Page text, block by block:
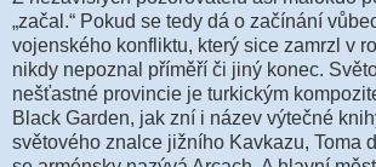
„začal.“ Pokud se tedy dá o začínání
vojenského konfliktu, který sice zamrzl v
nikdy nepoznal příměří či jiný konec.
nešťastné provincie je turkickým
Black Garden, jak zní i název výtečné
světového znalce jižního Kavkazu, Toma